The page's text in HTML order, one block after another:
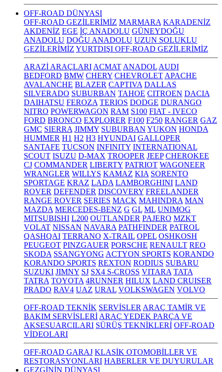
OFF-ROAD DÜNYASI
OFF-ROAD GEZİLERİMİZ MARMARA KARADENİZ
AKDENİZ EGE İÇ ANADOLU GÜNEYDOĞU
ANADOLU DOĞU ANADOLU UZUN SOLUKLU
GEZİLERİMİZ YURTDIŞI OFF-ROAD GEZİLERİMİZ
ARAZİ ARAÇLARI ACMAT ANADOL AUDI
BEDFORD BMW CHERY CHEVROLET APACHE
AVALANCHE BLAZER CAPTIVA DALLAS
SILVERADO SUBURBAN TAHOE CITROEN DACIA
DAIHATSU FEROZA TERIOS DODGE DURANGO
NITRO POWERWAGON RAM S100 FIAT - IVECO
FORD BRONCO EXPLORER F100 F250 RANGER GAZ
GMC SIERRA JIMMY SUBURBAN YUKON HONDA
HUMMER H1 H2 H3 HYUNDAI GALLOPER
SANTAFE TUCSON INFINITY INTERNATIONAL
SCOUT ISUZU D-MAX TROOPER JEEP CHEROKEE
CJ COMMANDER LIBERTY PATRIOT WAGONEER
WRANGLER WILLYS KAMAZ KIA SORENTO
SPORTAGE KRAZ LADA LAMBORGHINI LAND
ROVER DEFENDER DISCOVERY FREELANDER
RANGE ROVER SERIES MACK MAHINDRA MAN
MAZDA MERCEDES-BENZ G GL ML UNIMOG
MITSUBISHI L200 OUTLANDER PAJERO MZKT
VOLAT NISSAN NAVARA PATHFINDER PATROL
QASHQAI TERRANO X-TRAIL OPEL OSHKOSH
PEUGEOT PINZGAUER PORSCHE RENAULT REO
SKODA SSANGYONG ACTYON SPORTS KORANDO
KORANDO SPORTS REXTON RODIUS SUBARU
SUZUKI JIMNY SJ SX4 S-CROSS VITARA TATA
TATRA TOYOTA 4RUNNER HILUX LAND CRUISER
PRADO RAV4 UAZ URAL VOLKSWAGEN VOLVO
OFF-ROAD TEKNİK SERVİSLER ARAÇ TAMİR VE
BAKIM SERVİSLERİ ARAÇ YEDEK PARÇA VE
AKSESUARCILARI SÜRÜŞ TEKNİKLERİ OFF-ROAD
VİDEOLARI
OFF-ROAD GARAJ KLASİK OTOMOBİLLER VE
RESTORASYONLARI HABERLER VE DUYURULAR
GEZGİNİN DÜNYASI